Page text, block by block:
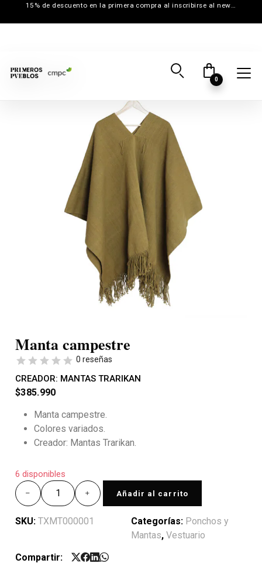
15% de descuento en la primera compra al inscribirse al newsletter
0
Manta campestre
0 reseñas
CREADOR: MANTAS TRARIKAN
$385.990
Manta campestre.
Colores variados.
Creador: Mantas Trarikan.
6 disponibles
Añadir al carrito
SKU: TXMT000001 Categorías: Ponchos y
Mantas, Vestuario
Compartir: